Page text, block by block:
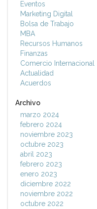
Eventos
Marketing Digital
Bolsa de Trabajo
MBA
Recursos Humanos
Finanzas
Comercio Internacional
Actualidad
Acuerdos
Archivo
marzo 2024
febrero 2024
noviembre 2023
octubre 2023
abril 2023
febrero 2023
enero 2023
diciembre 2022
noviembre 2022
octubre 2022